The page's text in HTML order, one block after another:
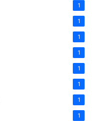
1
1
1
1
1
1
1
1